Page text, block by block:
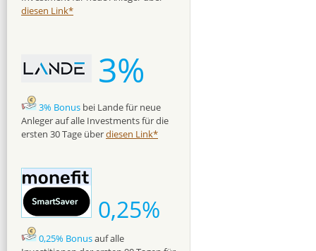
diesen Link*
3%
3% Bonus bei Lande für neue
Anleger auf alle Investments für die
ersten 30 Tage überdiesen Link*
0,25%
0,25% Bonusauf alle